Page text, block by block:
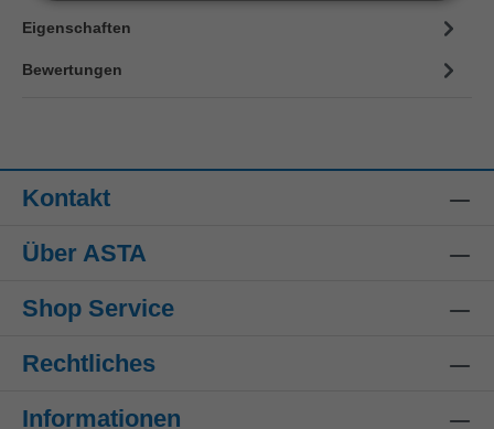
Eigenschaften
Bewertungen
Kontakt
Über ASTA
Shop Service
Rechtliches
Informationen